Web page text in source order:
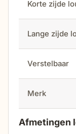
Korte zijde
Lange zijde
Verstelbaar
Merk
Afmetingen